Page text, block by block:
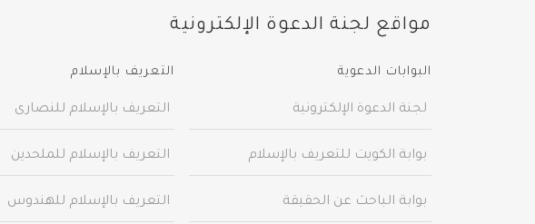
مواقع لجنة الدعوة الإلكترونية
البوابات الدعوية
لجنة الدعوة الإلكترونية
بوابة الكويت للتعريف بالإسلام
بوابة الباحث عن الحقيقة
التعريف بالإسلام
التعريف بالإسلام للنصارى
التعريف بالإسلام للملحدين
التعريف بالإسلام للهندوس